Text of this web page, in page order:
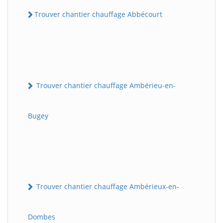
Trouver chantier chauffage Abbécourt
Trouver chantier chauffage Ambérieu-en-
Bugey
Trouver chantier chauffage Ambérieux-en-
Dombes